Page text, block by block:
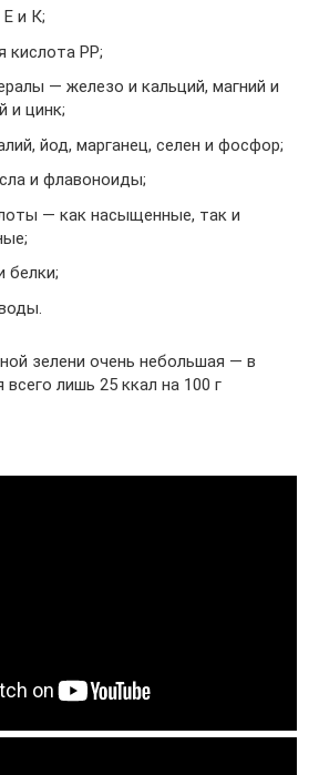
и К;
кислота РР;
— железо и кальций, магний и
и цинк;
йод, марганец, селен и фосфор;
и флавоноиды;
— как насыщенные, так и
белки;
зелени очень небольшая — в
всего лишь 25 ккал на 100 г